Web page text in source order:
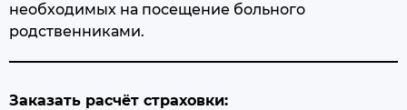
необходимых на посещение больного
родственниками.
Заказать расчёт страховки: